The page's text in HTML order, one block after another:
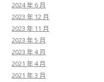
2024 年 6 月
2023 年 12 月
2023 年 11 月
2023 年 5 月
2023 年 4 月
2021 年 4 月
2021 年 3 月